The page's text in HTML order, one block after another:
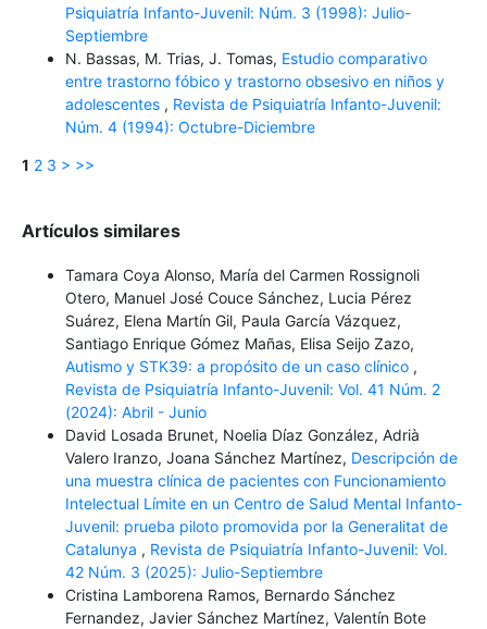
Psiquiatría Infanto-Juvenil: Núm. 3 (1998): Julio-
Septiembre
N. Bassas, M. Trias, J. Tomas, Estudio comparativo
entre trastorno fóbico y trastorno obsesivo en niños y
adolescentes , Revista de Psiquiatría Infanto-Juvenil:
Núm. 4 (1994): Octubre-Diciembre
1 2 3 > >>
Artículos similares
Tamara Coya Alonso, María del Carmen Rossignoli
Otero, Manuel José Couce Sánchez, Lucia Pérez
Suárez, Elena Martín Gil, Paula García Vázquez,
Santiago Enrique Gómez Mañas, Elisa Seijo Zazo,
Autismo y STK39: a propósito de un caso clínico ,
Revista de Psiquiatría Infanto-Juvenil: Vol. 41 Núm. 2
(2024): Abril - Junio
David Losada Brunet, Noelia Díaz González, Adrià
Valero Iranzo, Joana Sánchez Martínez, Descripción de
una muestra clínica de pacientes con Funcionamiento
Intelectual Límite en un Centro de Salud Mental Infanto-
Juvenil: prueba piloto promovida por la Generalitat de
Catalunya , Revista de Psiquiatría Infanto-Juvenil: Vol.
42 Núm. 3 (2025): Julio-Septiembre
Cristina Lamborena Ramos, Bernardo Sánchez
Fernandez, Javier Sánchez Martínez, Valentín Bote